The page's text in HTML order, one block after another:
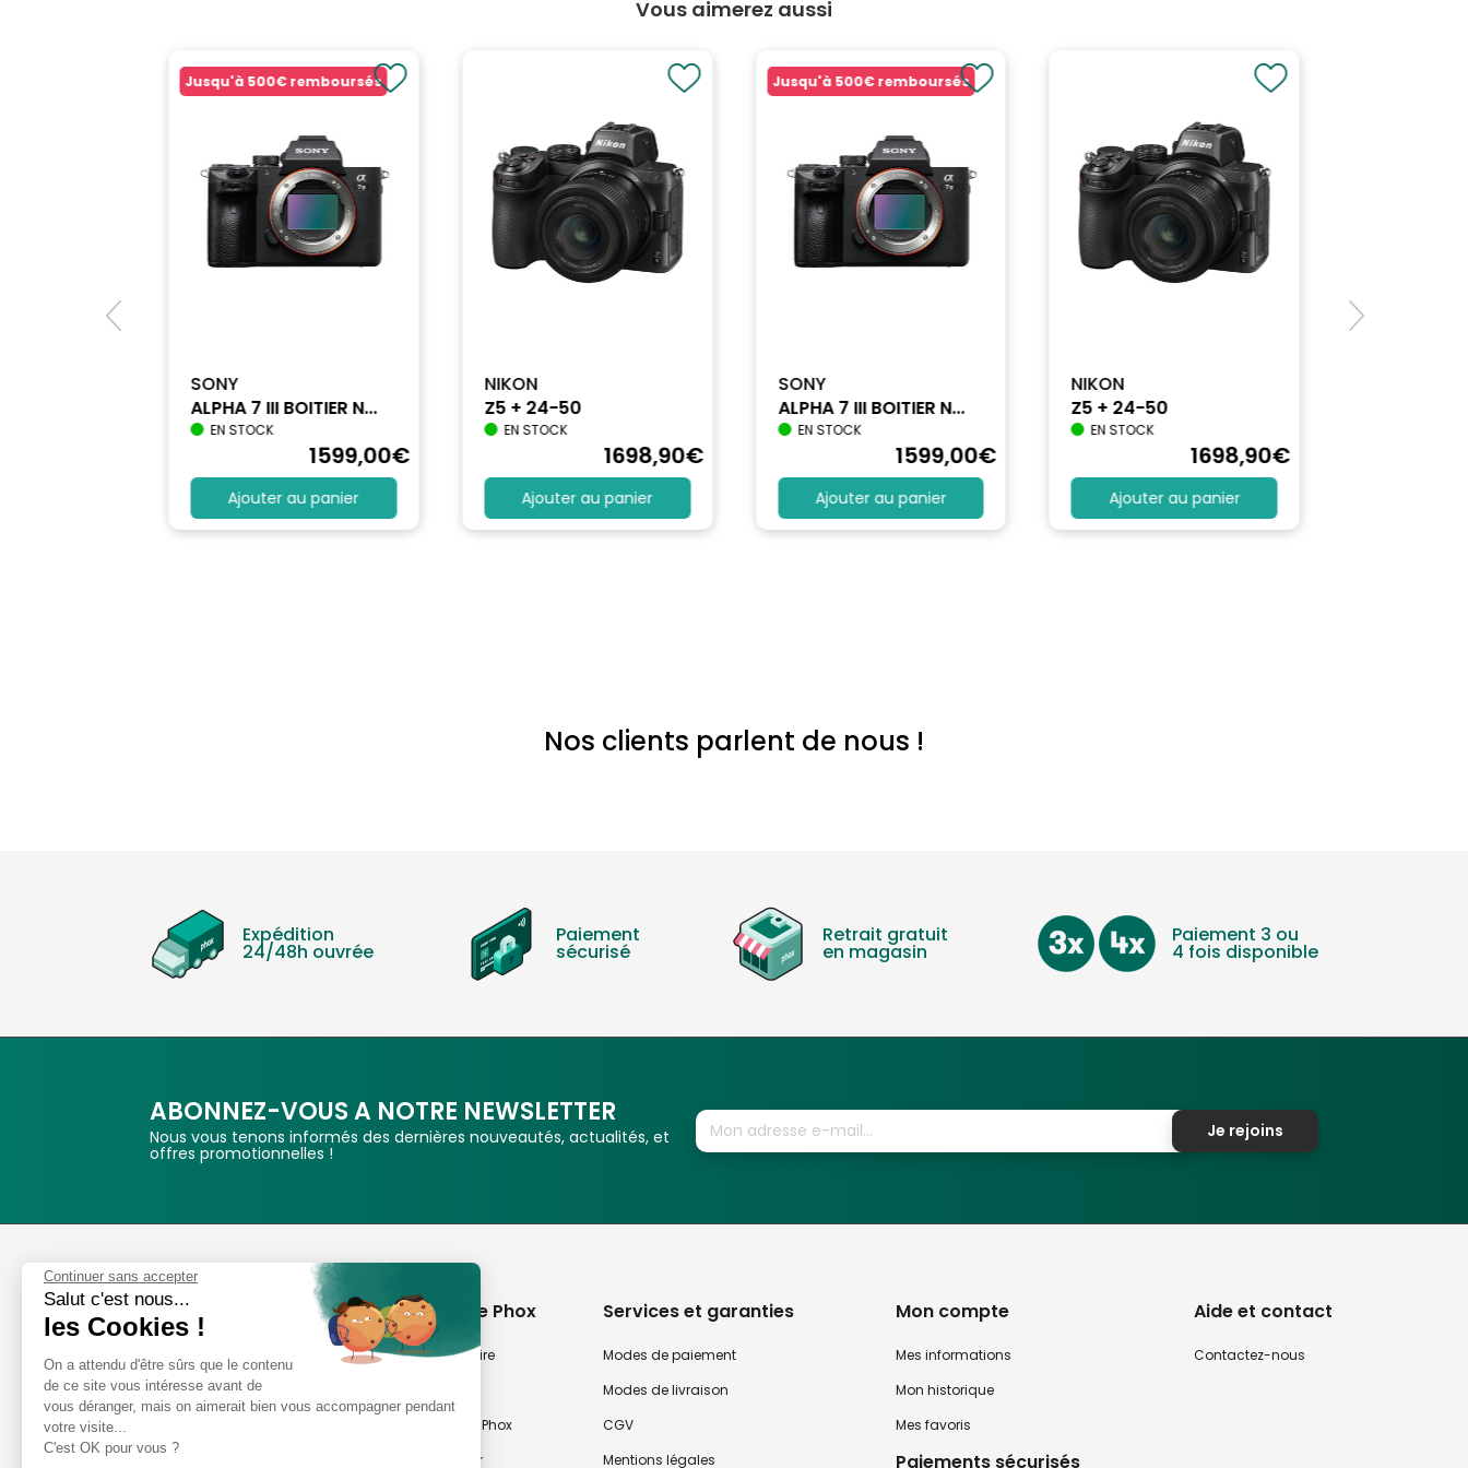
Focale Minimum en mm: 28-75
Stabilisateur d'Image: Non
Couleur: Noir
MARQUE: TAMRON
Vous aimerez aussi
Jusqu'à 500€ remboursés
SONY
ALPHA 7 III BOITIER N...
EN STOCK
1599,00€
Ajouter au panier
NIKON
Z5 + 24-50
EN STOCK
1698,90€
Ajouter au panier
Jusqu'à 500€ remboursés
SONY
ALPHA 7 III BOITIER N...
EN STOCK
1599,00€
Ajouter au panier
NIKON
Z5 + 24-50
EN STOCK
1698,90€
Ajouter au panier
Nos clients parlent de nous !
Expédition
24/48h ouvrée
Paiement
sécurisé
Retrait gratuit
en magasin
Paiement 3 ou
4 fois disponible
ABONNEZ-VOUS A NOTRE NEWSLETTER
Nous vous tenons informés des dernières nouveautés, actualités, et
offres promotionnelles !
Je rejoins
Phox
Spécialiste de l'image
Suivez-nous
Avis clients
A propos de Phox
Notre savoir-faire
Nos magasins Phox
Notre newsletter
Services et garanties
Modes de paiement
Modes de livraison
CGV
Mentions légales
Mon compte
Mes informations
Mon historique
Mes favoris
Paiements sécurisés
Aide et contact
Contactez-nous
Continuer sans accepter
Salut c'est nous...
les Cookies !
On a attendu d'être sûrs que le contenu
de ce site vous intéresse avant de
vous déranger, mais on aimerait bien vous accompagner pendant
votre visite...
C'est OK pour vous ?